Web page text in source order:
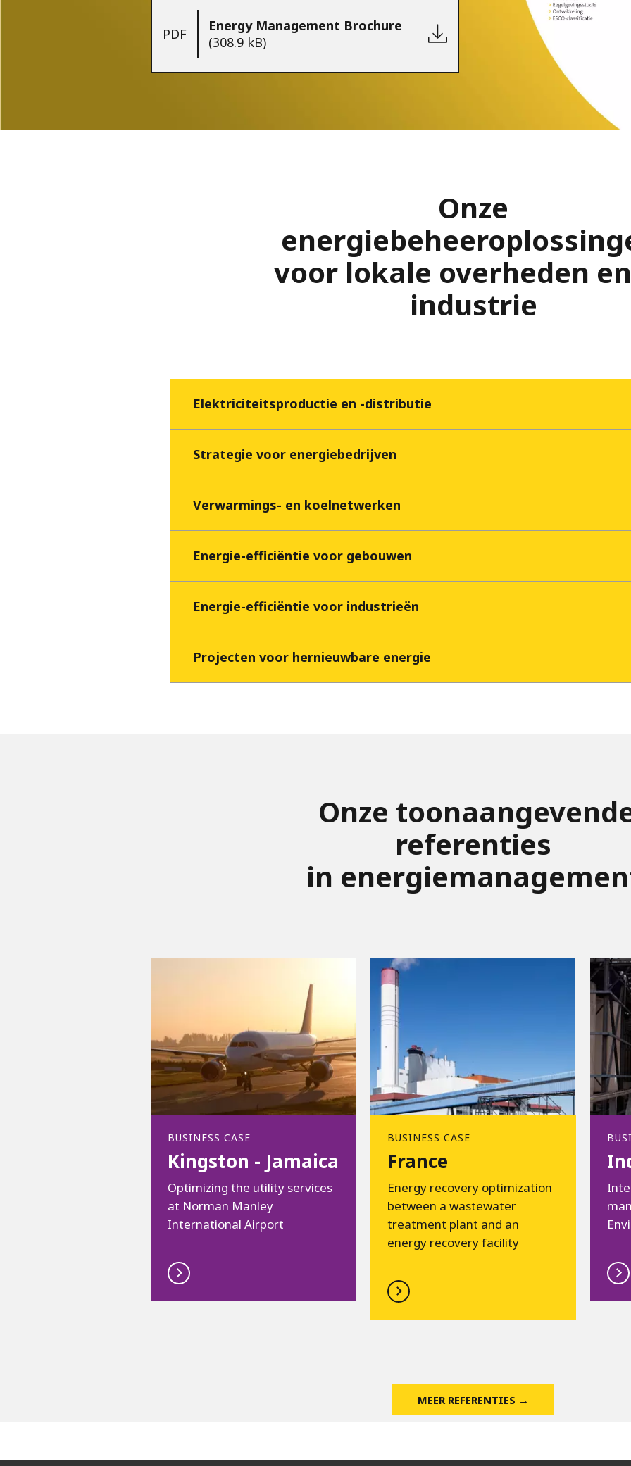
PDF
Energy Management Brochure
(308.9 kB)
Onze
voor lokale overheden
industrie
Elektriciteitsproductie en -distributie
Strategie voor energiebedrijven
Verwarmings- en koelnetwerken
Energie-efficiëntie voor gebouwen
Energie-efficiëntie voor industrieën
Projecten voor hernieuwbare energie
Onze
referenties
in
BUSINESS CASE
Kingston - Jamaica
Optimizing the utility services
at Norman Manley
International Airport
BUSINESS CASE
France
Energy recovery optimization
between a wastewater
treatment plant and an
energy recovery facility
MEER REFERENTIES →